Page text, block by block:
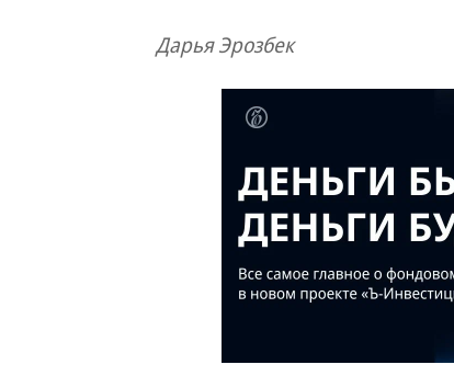
Дарья Эрозбек